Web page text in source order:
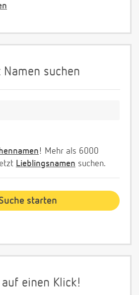
Namen suchen
! Mehr als 6000
Lieblingsnamen suchen.
einen Klick!